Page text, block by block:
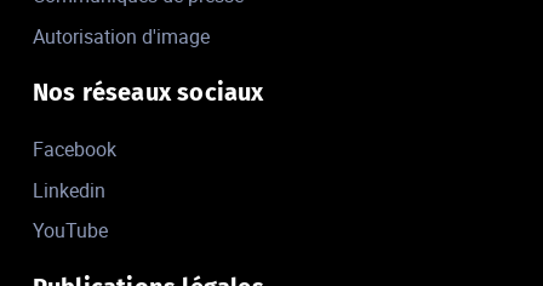
Autorisation d'image
Nos réseaux sociaux
Facebook
Linkedin
YouTube